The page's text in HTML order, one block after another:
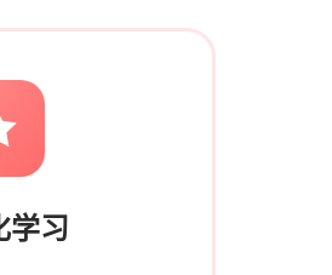
学习